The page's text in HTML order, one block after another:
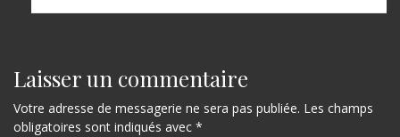
Laisser un commentaire
Votre adresse de messagerie ne sera pas publiée. Les champs
obligatoires sont indiqués avec *